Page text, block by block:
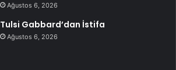
Ağustos 6, 2026
Tulsi Gabbard’dan İstifa
Ağustos 6, 2026